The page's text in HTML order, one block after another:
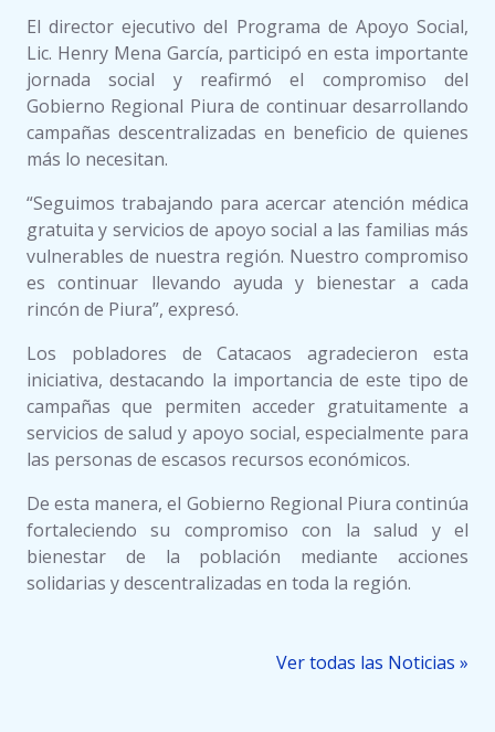
El director ejecutivo del Programa de Apoyo Social,
Lic. Henry Mena García, participó en esta importante
jornada social y reafirmó el compromiso del
Gobierno Regional Piura de continuar desarrollando
campañas descentralizadas en beneficio de quienes
más lo necesitan.
“Seguimos trabajando para acercar atención médica
gratuita y servicios de apoyo social a las familias más
vulnerables de nuestra región. Nuestro compromiso
es continuar llevando ayuda y bienestar a cada
rincón de Piura”, expresó.
Los pobladores de Catacaos agradecieron esta
iniciativa, destacando la importancia de este tipo de
campañas que permiten acceder gratuitamente a
servicios de salud y apoyo social, especialmente para
las personas de escasos recursos económicos.
De esta manera, el Gobierno Regional Piura continúa
fortaleciendo su compromiso con la salud y el
bienestar de la población mediante acciones
solidarias y descentralizadas en toda la región.
Ver todas las Noticias »